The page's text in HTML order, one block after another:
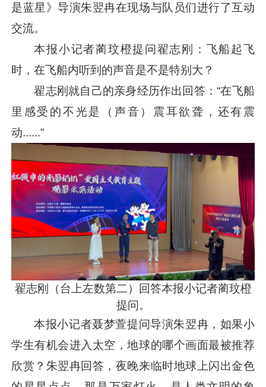
是蓝星》导演朱翌冉在现场与队员们进行了互动
交流。
本报小记者蔺玟橙提问翟志刚：飞船起飞
时，在飞船内听到的声音是不是特别大？
翟志刚就自己的亲身经历作出回答：“在飞船
里感受的不光是（声音）震耳欲聋，还有震
动......”
翟志刚（台上左数第二）回答本报小记者蔺玟橙
提问。
本报小记者聂梦萱提问导演朱翌冉，如果小
学生有机会进入太空，地球的哪个画面最被推荐
欣赏？朱翌冉回答，夜晚来临时地球上闪出金色